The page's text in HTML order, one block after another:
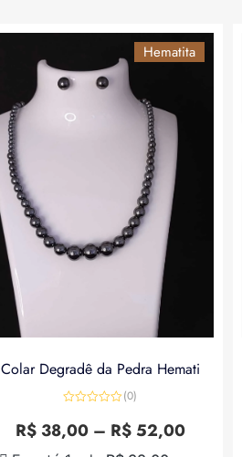
Hematita
Colar Degradê da Pedra Hemati
0
de
(0)
R$38,00– R$52,00